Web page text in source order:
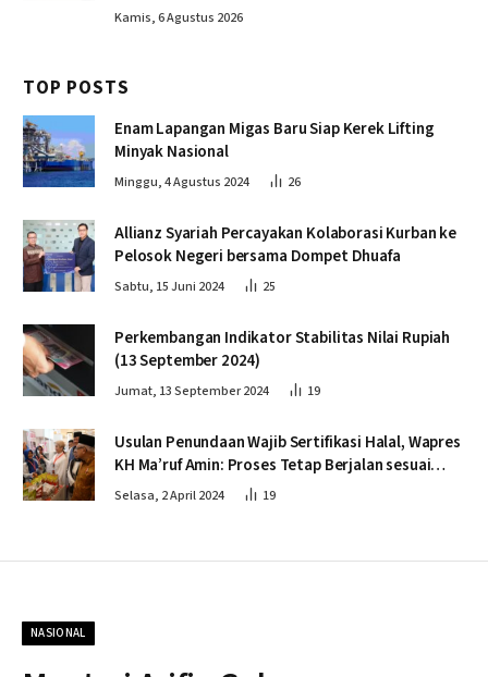
Kamis, 6 Agustus 2026
TOP POSTS
Enam Lapangan Migas Baru Siap Kerek Lifting
Minyak Nasional
Minggu, 4 Agustus 2024 26
Allianz Syariah Percayakan Kolaborasi Kurban ke
Pelosok Negeri bersama Dompet Dhuafa
Sabtu, 15 Juni 2024 25
Perkembangan Indikator Stabilitas Nilai Rupiah
(13 September 2024)
Jumat, 13 September 2024 19
Usulan Penundaan Wajib Sertifikasi Halal, Wapres
KH Ma’ruf Amin: Proses Tetap Berjalan sesuai
Penahapan
Selasa, 2 April 2024 19
NASIONAL